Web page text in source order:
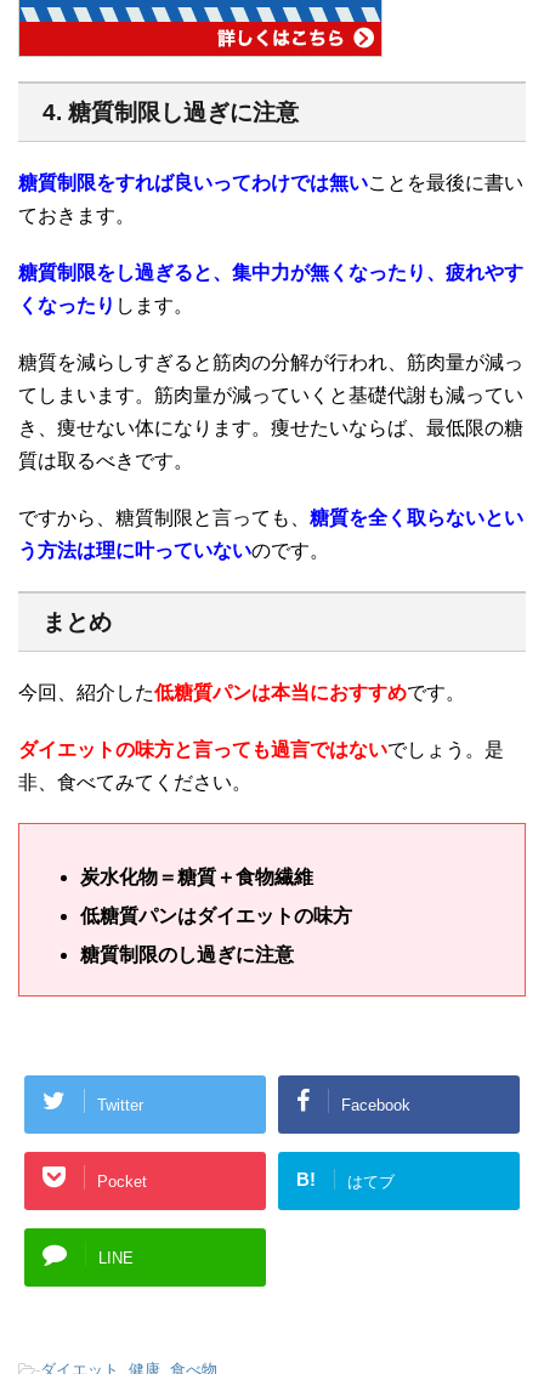
4. 糖質制限し過ぎに注意
糖質制限をすれば良いってわけでは無いことを最後に書い
ておきます。
糖質制限をし過ぎると、集中力が無くなったり、疲れやす
くなったり します。
糖質を減らしすぎると筋肉の分解が行われ、筋肉量が減っ
てしまいます。筋肉量が減っていくと基礎代謝も減ってい
き、痩せない体になります。痩せたいならば、最低限の糖
質は取るべきです。
ですから、糖質制限と言っても、 糖質を全く取らないとい
う方法は理に叶っていないのです。
まとめ
今回、紹介した低糖質パンは本当におすすめです。
ダイエットの味方と言っても過言ではないでしょう。是
非、食べてみてください。
炭水化物＝糖質＋食物繊維
低糖質パンはダイエットの味方
糖質制限のし過ぎに注意
Twitter Facebook
Pocket B! はてブ
LINE
-ダイエット , 健康, 食べ物